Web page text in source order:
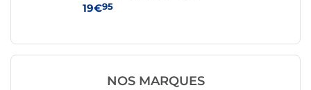
19€95
NOS MARQUES